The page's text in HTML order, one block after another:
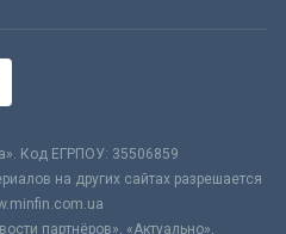
Код ЕГРПОУ: 35506859
на других сайтах разрешается
партнёров», «Актуально»,